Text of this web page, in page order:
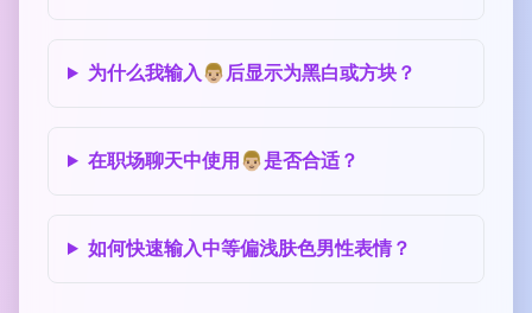
为什么我输入👨🏼后显示为黑白或方块？
在职场聊天中使用👨🏼是否合适？
如何快速输入中等偏浅肤色男性表情？